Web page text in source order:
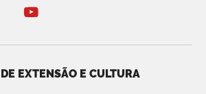
EXTENSÃO E CULTURA